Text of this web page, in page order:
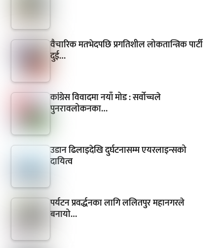
वैचारिक मतभेदपछि प्रगतिशील लोकतान्त्रिक पार्टी
दुई…
कांग्रेस विवादमा नयाँ मोड : सर्वोच्चले
पुनरावलोकनका…
उडान ढिलाइदेखि दुर्घटनासम्म एयरलाइन्सको
दायित्व
पर्यटन प्रवर्द्धनका लागि ललितपुर महानगरले
बनायो…